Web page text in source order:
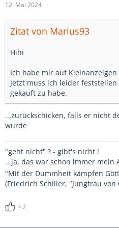
12. Mai 2024
Zitat von Marius93
Hihi
Ich habe mir auf Kleinanzeigen
Jetzt muss ich leider
gekauft zu habe.
...zurückschicken, falls er nicht
wurde
"geht nicht" ? - gibt's nicht !
...ja, das war schon immer mein
"Mit der Dummheit kämpfen
(Friedrich Schiller, "Jungfrau von
2